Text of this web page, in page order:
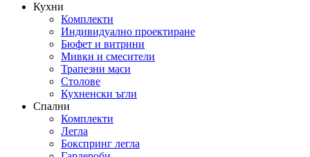
Кухни
Комплекти
Индивидуално проектиране
Бюфет и витрини
Мивки и смесители
Трапезни маси
Столове
Кухненски ъгли
Спални
Комплекти
Легла
Бокспринг легла